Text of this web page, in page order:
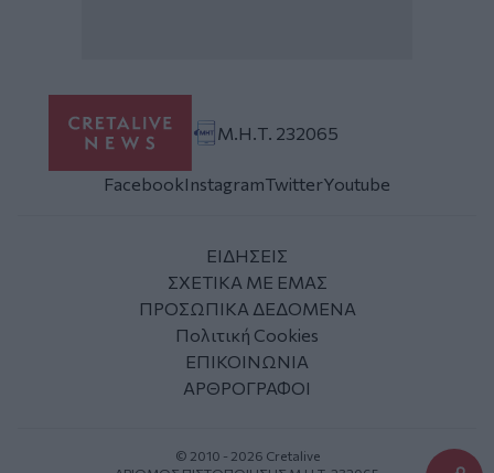
Μ.Η.Τ. 232065
FacebookInstagramTwitterYoutube
ΕΙΔΗΣΕΙΣ
ΣΧΕΤΙΚΑ ΜΕ ΕΜΑΣ
ΠΡΟΣΩΠΙΚΑ ΔΕΔΟΜΕΝΑ
Πολιτική Cookies
ΕΠΙΚΟΙΝΩΝΙΑ
ΑΡΘΡΟΓΡΑΦΟΙ
© 2010 - 2026 Cretalive